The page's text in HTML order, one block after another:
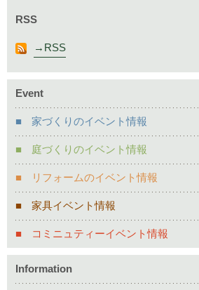
RSS
RSS
Event
家づくりのイベント情報
庭づくりのイベント情報
リフォームのイベント情報
家具イベント情報
コミニュティーイベント情報
Information